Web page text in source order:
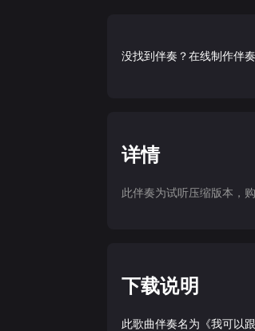
没找到伴奏？在线制作伴奏
详情
此伴奏为试听压缩版本，
下载说明
此歌曲伴奏名为《我可以